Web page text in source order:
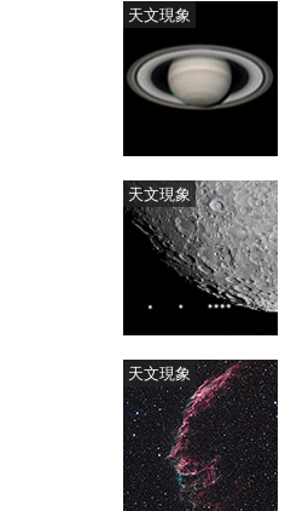
天文現象
天文現象
天文現象